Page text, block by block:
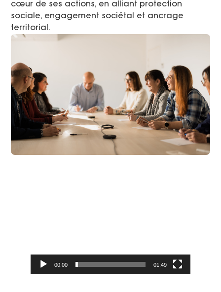
cœur de ses actions, en alliant protection
sociale, engagement sociétal et ancrage
territorial.
00:00 01:49